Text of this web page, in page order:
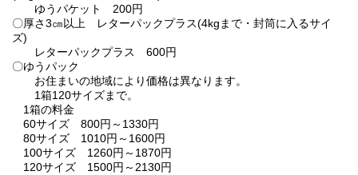
ゆうパケット 200円
〇厚さ3㎝以上 レターパックプラス(4kgまで・封筒に入るサイ
ズ)
レターパックプラス 600円
〇ゆうパック
お住まいの地域により価格は異なります。
1箱120サイズまで。
1箱の料金
60サイズ 800円～1330円
80サイズ 1010円～1600円
100サイズ 1260円～1870円
120サイズ 1500円～2130円